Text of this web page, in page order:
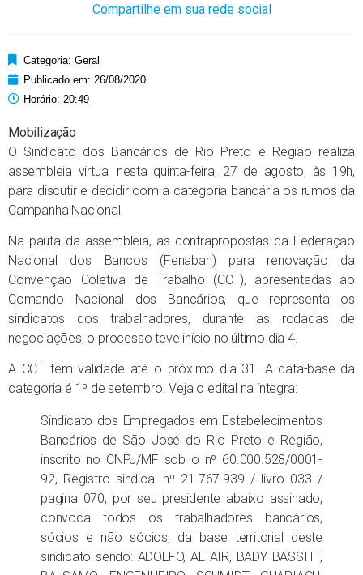
Compartilhe em sua rede social
Categoria: Geral
Publicado em: 26/08/2020
Horário: 20:49
Mobilização
O Sindicato dos Bancários de Rio Preto e Região realiza
assembleia virtual nesta quinta-feira, 27 de agosto, às 19h,
para discutir e decidir com a categoria bancária os rumos da
Campanha Nacional.
Na pauta da assembleia, as contrapropostas da Federação
Nacional dos Bancos (Fenaban) para renovação da
Convenção Coletiva de Trabalho (CCT), apresentadas ao
Comando Nacional dos Bancários, que representa os
sindicatos dos trabalhadores, durante as rodadas de
negociações; o processo teve início no último dia 4.
A CCT tem validade até o próximo dia 31. A data-base da
categoria é 1º de setembro. Veja o edital na íntegra:
Sindicato dos Empregados em Estabelecimentos
Bancários de São José do Rio Preto e Região,
inscrito no CNPJ/MF sob o nº 60.000.528/0001-
92, Registro sindical nº 21.767.939 / livro 033 /
pagina 070, por seu presidente abaixo assinado,
convoca todos os trabalhadores bancários,
sócios e não sócios, da base territorial deste
sindicato sendo: ADOLFO, ALTAIR, BADY BASSITT,